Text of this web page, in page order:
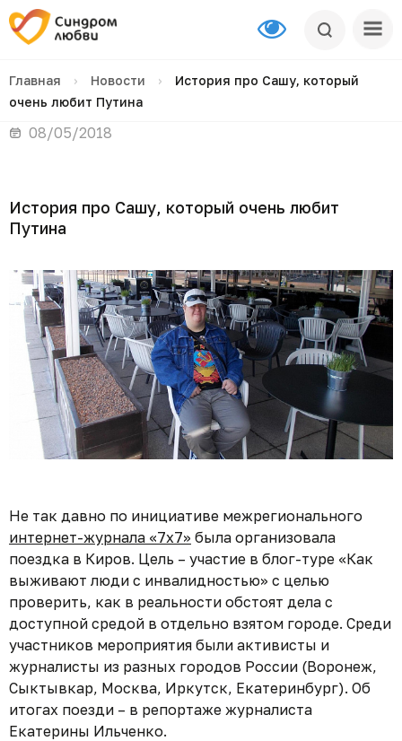
Главная › Новости ›
История про Сашу, который
очень любит Путина
08/05/2018
История про Сашу, который очень любит
Путина
Не так давно по инициативе межрегионального
интернет-журнала «7х7» была организовала
поездка в Киров. Цель – участие в блог-туре «Как
выживают люди с инвалидностью» с целью
проверить, как в реальности обстоят дела с
доступной средой в отдельно взятом городе. Среди
участников мероприятия были активисты и
журналисты из разных городов России (Воронеж,
Сыктывкар, Москва, Иркутск, Екатеринбург). Об
итогах поезди – в репортаже журналиста
Екатерины Ильченко.